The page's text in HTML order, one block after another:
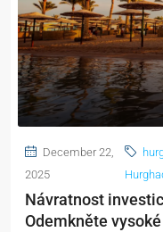
December 22,
2025
Návratnost
Odemkněte